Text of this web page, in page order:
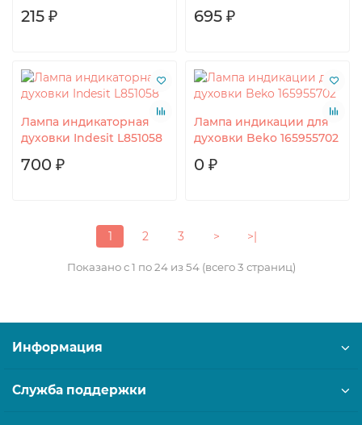
215 ₽ 695 ₽
Лампа индикаторная
духовки Indesit L851058
700 ₽
Лампа индикации для
духовки Beko 165955702
0 ₽
1 2 3 > >|
Показано с 1 по 24 из 54 (всего 3 страниц)
Информация
Служба поддержки